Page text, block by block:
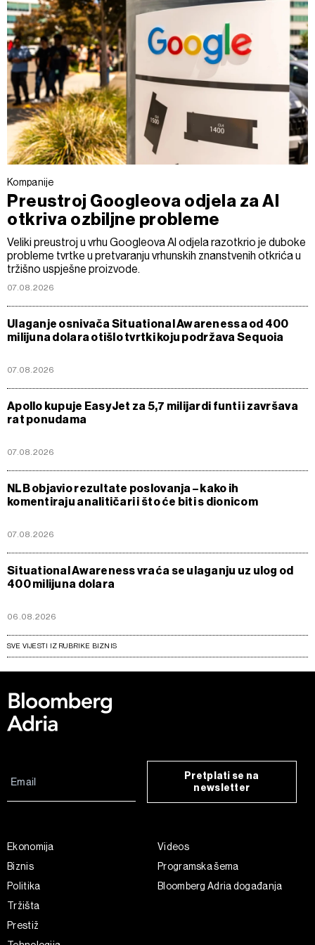
Kompanije
Preustroj Googleova odjela za AI
otkriva ozbiljne probleme
Veliki preustroj u vrhu Googleova AI odjela razotkrio je duboke
probleme tvrtke u pretvaranju vrhunskih znanstvenih otkrića u
tržišno uspješne proizvode.
07.08.2026
Ulaganje osnivača Situational Awarenessa od 400
milijuna dolara otišlo tvrtki koju podržava Sequoia
07.08.2026
Apollo kupuje EasyJet za 5,7 milijardi funti i završava
rat ponudama
07.08.2026
NLB objavio rezultate poslovanja – kako ih
komentiraju analitičari i što će biti s dionicom
07.08.2026
Situational Awareness vraća se ulaganju uz ulog od
400 milijuna dolara
06.08.2026
SVE VIJESTI IZ RUBRIKE BIZNIS
Pretplati se na
newsletter
Ekonomija
Biznis
Politika
Tržišta
Prestiž
Videos
Programska šema
Bloomberg Adria događanja